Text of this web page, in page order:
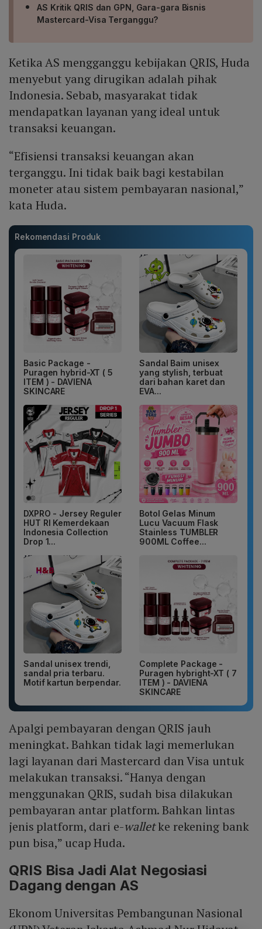
AS Kritik QRIS dan GPN, Gara-gara Bisnis
Mastercard-Visa Terganggu?
Ketika AS mengganggu kebijakan QRIS, Huda
menyebut yang dirugikan adalah pihak
Indonesia. Sebab, masyarakat tidak
mendapatkan layanan yang ideal untuk
transaksi keuangan.
“Efisiensi transaksi keuangan akan
terganggu. Ini tidak baik bagi kestabilan
moneter atau sistem pembayaran nasional,”
kata Huda.
Rekomendasi Produk
Basic Package -
Puragen hybrid-XT ( 5
ITEM ) - DAVIENA
SKINCARE
Sandal Baim unisex
yang stylish, terbuat
dari bahan karet dan
EVA...
DXPRO - Jersey Reguler
HUT RI Kemerdekaan
Indonesia Collection
Drop 1...
Botol Gelas Minum
Lucu Vacuum Flask
Stainless TUMBLER
900ML Coffee...
Sandal unisex trendi,
sandal pria terbaru.
Motif kartun berpendar.
Complete Package -
Puragen hybright-XT ( 7
ITEM ) - DAVIENA
SKINCARE
Apalgi pembayaran dengan QRIS jauh
meningkat. Bahkan tidak lagi memerlukan
lagi layanan dari Mastercard dan Visa untuk
melakukan transaksi. “Hanya dengan
menggunakan QRIS, sudah bisa dilakukan
pembayaran antar platform. Bahkan lintas
jenis platform, dari e-walletke rekening bank
pun bisa,” ucap Huda.
QRIS Bisa Jadi Alat Negosiasi
Dagang dengan AS
Ekonom Universitas Pembangunan Nasional